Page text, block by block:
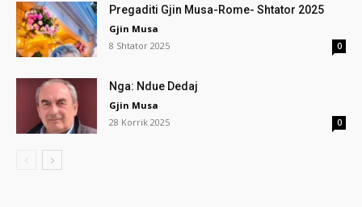
Pregaditi Gjin Musa-Rome- Shtator 2025
Gjin Musa
8 Shtator 2025
0
Nga: Ndue Dedaj
Gjin Musa
28 Korrik 2025
0